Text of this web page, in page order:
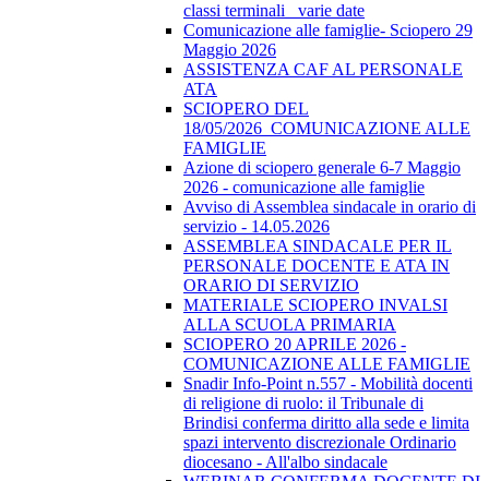
classi terminali_ varie date
Comunicazione alle famiglie- Sciopero 29
Maggio 2026
ASSISTENZA CAF AL PERSONALE
ATA
SCIOPERO DEL
18/05/2026_COMUNICAZIONE ALLE
FAMIGLIE
Azione di sciopero generale 6-7 Maggio
2026 - comunicazione alle famiglie
Avviso di Assemblea sindacale in orario di
servizio - 14.05.2026
ASSEMBLEA SINDACALE PER IL
PERSONALE DOCENTE E ATA IN
ORARIO DI SERVIZIO
MATERIALE SCIOPERO INVALSI
ALLA SCUOLA PRIMARIA
SCIOPERO 20 APRILE 2026 -
COMUNICAZIONE ALLE FAMIGLIE
Snadir Info-Point n.557 - Mobilità docenti
di religione di ruolo: il Tribunale di
Brindisi conferma diritto alla sede e limita
spazi intervento discrezionale Ordinario
diocesano - All'albo sindacale